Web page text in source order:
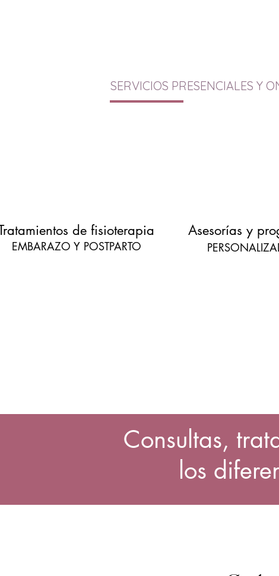
SERVICIOS PRESENCIALES Y
de fisioterapia
EMBARAZO Y POSTPARTO
Asesorías y
Consultas,
los